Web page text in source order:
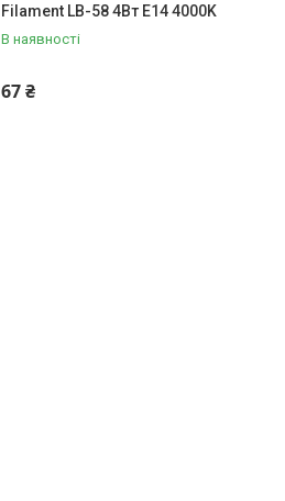
Filament LB-58 4Вт E14 4000K
В наявності
67 ₴